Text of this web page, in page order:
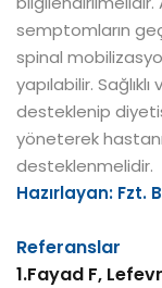
semptomların
spinal
yapılabilir.
desteklenip
yöneterek
desteklenmelidir.
Hazırlayan: Fzt.
Referanslar
1.Fayad F,